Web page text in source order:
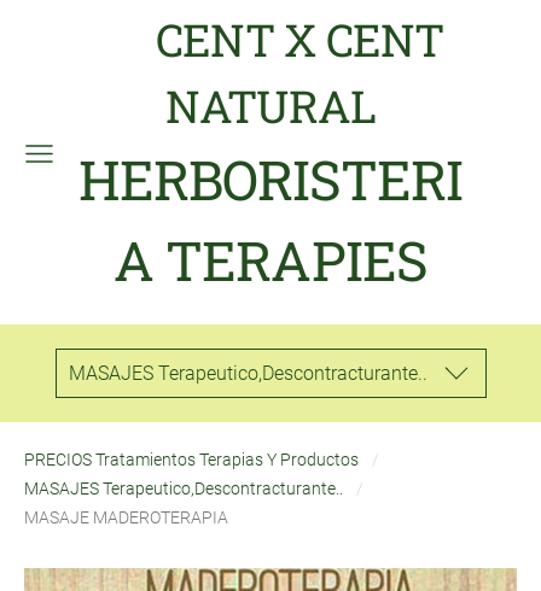
CENT X CENT
NATURAL
HERBORISTERI
A TERAPIES
MASAJES Terapeutico,Descontracturante..
PRECIOS Tratamientos Terapias Y Productos
MASAJES Terapeutico,Descontracturante..
MASAJE MADEROTERAPIA